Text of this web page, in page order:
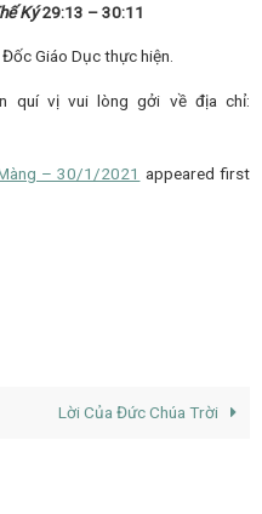
Ký29:13 – 30:11
Giáo Dục thực hiện.
quí vị vui lòng gởi về địa chỉ:
– 30/1/2021 appeared first
Lời Của Đức Chúa Trời